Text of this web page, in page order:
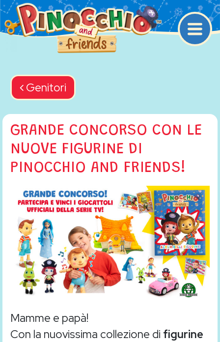
Navigazione
Back navigation
Genitori
GRANDE CONCORSO CON LE
NUOVE FIGURINE DI
PINOCCHIO AND FRIENDS!
Mamme e papà!
Con la nuovissima collezione di figurine